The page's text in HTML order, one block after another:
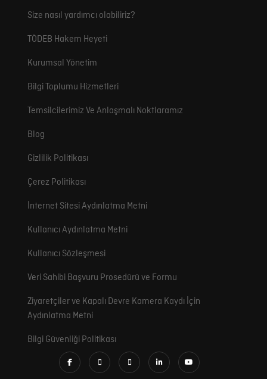
Size nasıl yardımcı olabiliriz?
TÖDEB Hakem Heyeti
Kurumsal Yönetim
Bilgi Toplumu Hizmetleri
Temsilcilerimiz Ve Anlaşmalı Noktlaramız
Blog
Gizlilik Politikası
Çerez Politikası
İnternet Sitesi Aydınlatma Metni
Kullanıcı Aydınlatma Metni
Kullanıcı Sözleşmesi
Veri Sahibi Başvuru Prosedürü ve Formu
Ziyaretçiler ve Kapalı Devre Kamera Kaydı İçin
Aydınlatma Metni
Bilgi Güvenliği Politikası